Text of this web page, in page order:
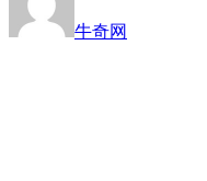
牛奇网